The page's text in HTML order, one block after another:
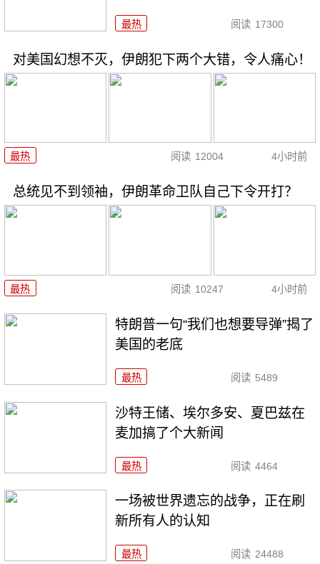
最热 阅读 17300
对美国幻想不灭，伊朗犯下两个大错，令人痛心！
最热 阅读 12004 4小时前
总统见不到领袖，伊朗革命卫队自己下令开打？
最热 阅读 10247 4小时前
特朗普一句“我们也想要导弹”揭了
美国的老底
最热 阅读 5489
沙特王储、埃尔多安、夏巴兹在
麦加搞了个大新闻
最热 阅读 4464
一场被世界遗忘的战争，正在刷
新所有人的认知
最热 阅读 24488